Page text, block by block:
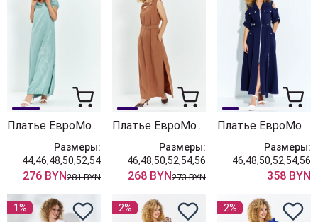
Платье ЕвроМода 732 бирюзовый
Размеры:
44,46,48,50,52,54
276 BYN281 BYN
Платье ЕвроМода 601 коричневый
Размеры:
46,48,50,52,54,56
268 BYN273 BYN
Платье ЕвроМода 690 черника
Размеры:
46,48,50,52,54,56
358 BYN
1% 2% 2%